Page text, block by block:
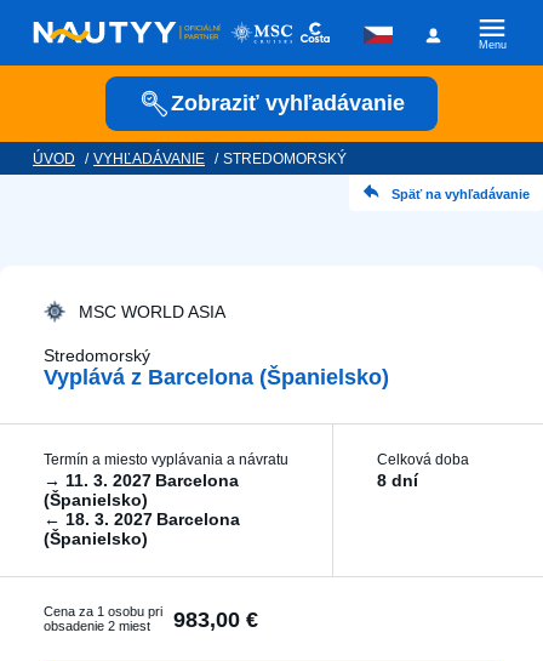
Menu
Zobraziť vyhľadávanie
Plavební společnost
ÚVOD / VYHĽADÁVANIE / STREDOMORSKÝ
Späť na vyhľadávanie
Stredomorský
Vyplává z Barcelona ​​(Španielsko)
MSC WORLD ASIA
Termín a miesto vyplávania a návratu
→ 11. 3. 2027 Barcelona ​​
(Španielsko)
← 18. 3. 2027 Barcelona ​​
(Španielsko)
Celková doba
8 dní
Cena za 1 osobu pri
obsadenie 2 miest
983,00 €